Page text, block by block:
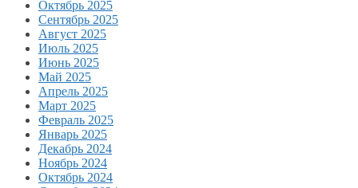
Октябрь 2025
Сентябрь 2025
Август 2025
Июль 2025
Июнь 2025
Май 2025
Апрель 2025
Март 2025
Февраль 2025
Январь 2025
Декабрь 2024
Ноябрь 2024
Октябрь 2024